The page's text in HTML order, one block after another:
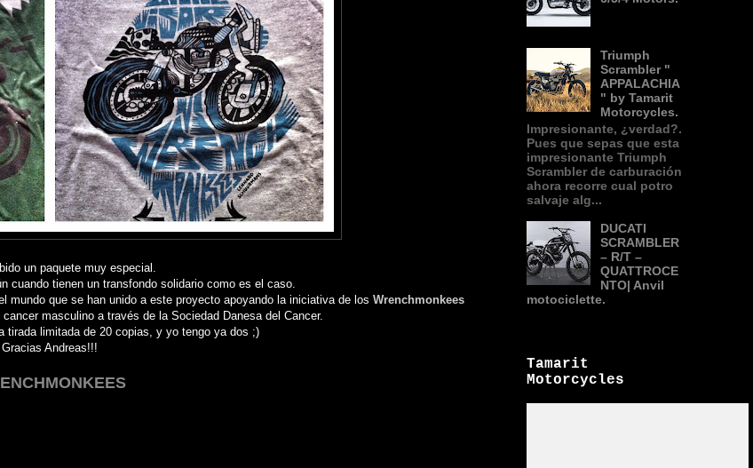
un paquete muy especial.
cuando tienen un transfondo solidario como es el caso.
que se han unido a este proyecto apoyando la iniciativa de los Wrenchmonkees
masculino a través de la Sociedad Danesa del Cancer.
tirada limitada de 20 copias, y yo tengo ya dos ;)
Gracias Andreas!!!
Triumph
Scrambler "
APPALACHIA
" by Tamarit
Motorcycles.
Impresionante, ¿verdad?.
Pues que sepas que esta
impresionante Triumph
Scrambler de carburación
ahora recorre cual potro
salvaje alg...
DUCATI
SCRAMBLER
– R/T –
QUATTROCE
NTO| Anvil
motociclette.
Tamarit
Motorcycles